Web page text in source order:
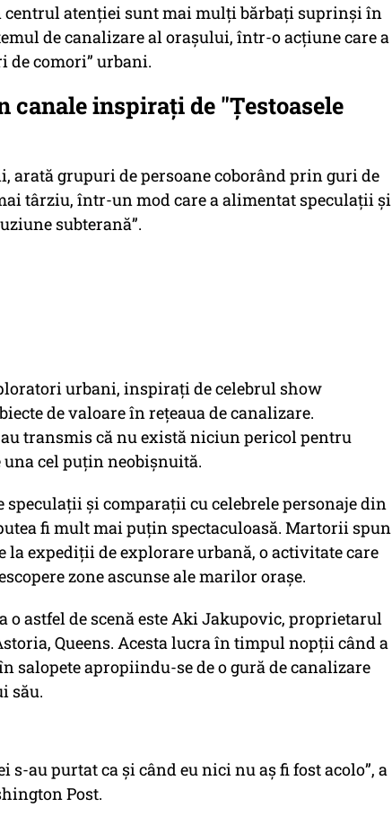
centrul atenției sunt mai mulți bărbați suprinși în
de canalizare al orașului, într-o acțiune care a
de comori” urbani.
canale inspirați de "Țestoasele
arată grupuri de persoane coborând prin guri de
târziu, într-un mod care a alimentat speculații și
subterană”.
urbani, inspirați de celebrul show
de valoare în rețeaua de canalizare.
transmis că nu există niciun pericol pentru
cel puțin neobișnuită.
și comparații cu celebrele personaje din
fi mult mai puțin spectaculoasă. Martorii spun
la expediții de explorare urbană, o activitate care
zone ascunse ale marilor orașe.
o astfel de scenă este Aki Jakupovic, proprietarul
Queens. Acesta lucra în timpul nopții când a
salopete apropiindu-se de o gură de canalizare
său.
s-au purtat ca și când eu nici nu aș fi fost acolo”, a
Post.